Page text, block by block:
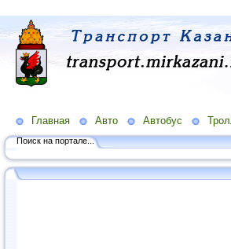
Главная Авто Автобус
Поиск на портале...